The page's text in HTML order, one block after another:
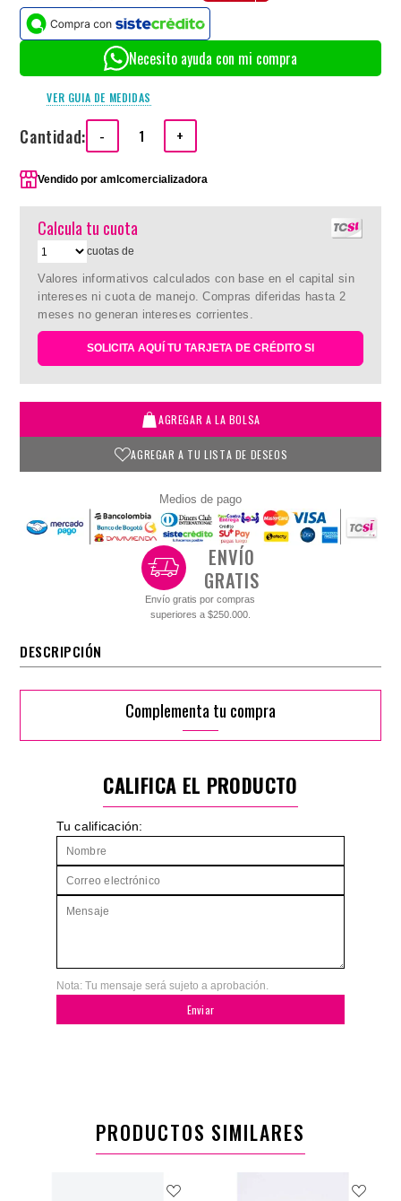
Necesito ayuda con mi compra
VER GUIA DE MEDIDAS
Cantidad: - +
Vendido poramlcomercializadora
Calcula tu cuota
cuotas de
Valores informativos calculados con base en el capital sin
intereses ni cuota de manejo. Compras diferidas hasta 2
meses no generan intereses corrientes.
SOLICITA AQUÍ TU TARJETA DE CRÉDITO SI
AGREGAR A LA BOLSA
AGREGAR A TU LISTA DE DESEOS
Medios de pago
ENVÍO
GRATIS
Envío gratis por compras
superiores a $250.000.
DESCRIPCIÓN
Complementa tu compra
CALIFICA EL PRODUCTO
Tu calificación:
Nota: Tu mensaje será sujeto a aprobación.
Enviar
PRODUCTOS SIMILARES